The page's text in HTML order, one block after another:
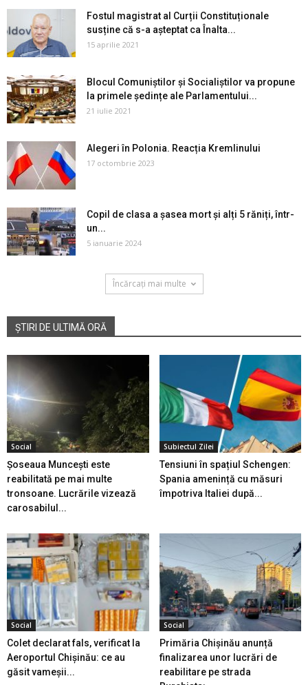
Fostul magistrat al Curții Constituționale
susține că s-a așteptat ca Înalta...
15 aprilie 2021
Blocul Comuniștilor și Socialiștilor va propune
la primele ședințe ale Parlamentului...
21 iulie 2021
Alegeri în Polonia. Reacția Kremlinului
17 octombrie 2023
Copil de clasa a șasea mort și alți 5 răniți, într-
un...
5 ianuarie 2024
Încărcați mai multe
ȘTIRI DE ULTIMĂ ORĂ
Social
Șoseaua Muncești este
reabilitată pe mai multe
tronsoane. Lucrările vizează
carosabilul...
Subiectul Zilei
Tensiuni în spațiul Schengen:
Spania amenință cu măsuri
împotriva Italiei după...
Social
Colet declarat fals, verificat la
Aeroportul Chișinău: ce au
găsit vameșii...
Social
Primăria Chișinău anunță
finalizarea unor lucrări de
reabilitare pe strada